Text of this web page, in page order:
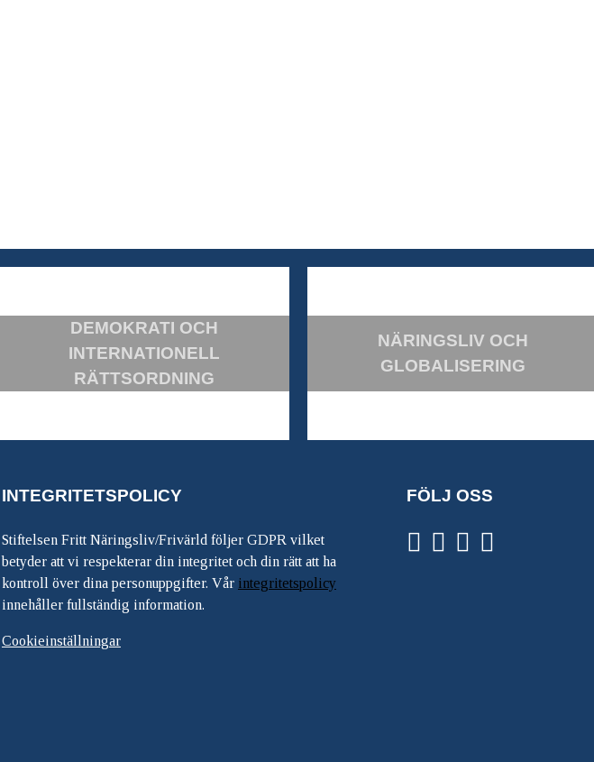
DEMOKRATI OCH
INTERNATIONELL
RÄTTSORDNING
NÄRINGSLIV OCH
GLOBALISERING
INTEGRITETSPOLICY
Stiftelsen Fritt Näringsliv/Frivärld följer GDPR vilket
betyder att vi respekterar din integritet och din rätt att ha
kontroll över dina personuppgifter. Vår integritetspolicy
innehåller fullständig information.
Cookieinställningar
FÖLJ OSS